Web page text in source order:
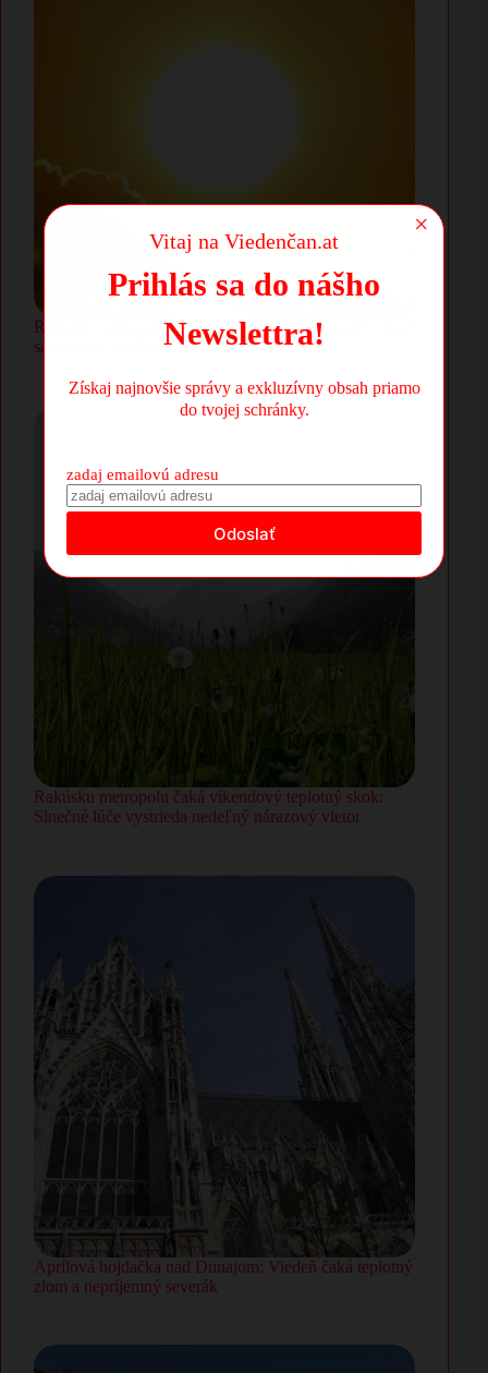
Rakúska metropola na prahu teplotných rekordov: Keď
sa jar tvári ako horúce leto
Rakúsku metropolu čaká víkendový teplotný skok:
Slnečné lúče vystrieda nedeľný nárazový vietor
Aprílová hojdačka nad Dunajom: Viedeň čaká teplotný
zlom a nepríjemný severák
Vitaj na Viedenčan.at
Prihlás sa do nášho
Newslettra!
Získaj najnovšie správy a exkluzívny obsah priamo
do tvojej schránky.
zadaj emailovú adresu
×